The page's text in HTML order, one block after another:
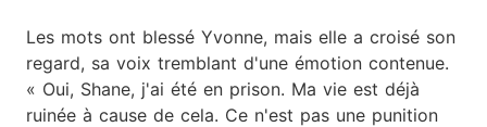
Les mots ont blessé Yvonne, mais elle a croisé son
regard, sa voix tremblant d'une émotion contenue.
« Oui, Shane, j'ai été en prison. Ma vie est déjà
ruinée à cause de cela. Ce n'est pas une punition